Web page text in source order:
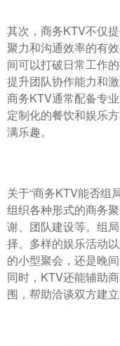
其次，商务KTV不仅
聚力和沟通效率的有
间可以打破日常工作
提升团队协作能力和
商务KTV通常配备专
定制化的餐饮和娱乐
满乐趣。
关于“商务KTV能否组
组织各种形式的商务
谢、团队建设等。组
择、多样的娱乐活动
的小型聚会，还是晚
同时，KTV还能辅助
围，帮助洽谈双方建